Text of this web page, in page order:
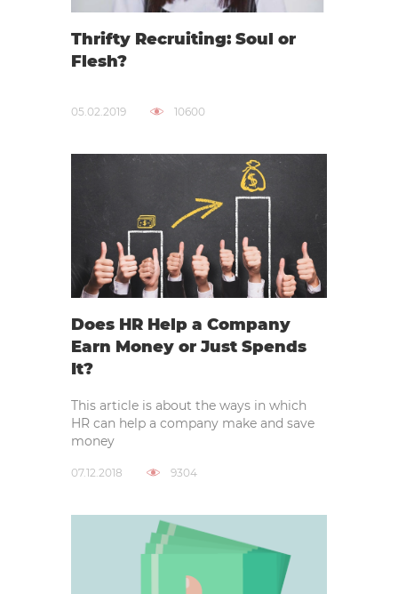
Thrifty Recruiting: Soul or
Flesh?
05.02.2019 10600
Does HR Help a Company
Earn Money or Just Spends
It?
This article is about the ways in which
HR can help a company make and save
money
07.12.2018 9304